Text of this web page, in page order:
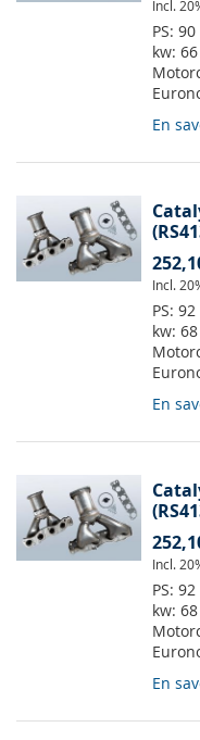
Incl.
PS: 90
kw: 66
En
Incl.
PS: 92
kw: 68
En
Incl.
PS: 92
kw: 68
En